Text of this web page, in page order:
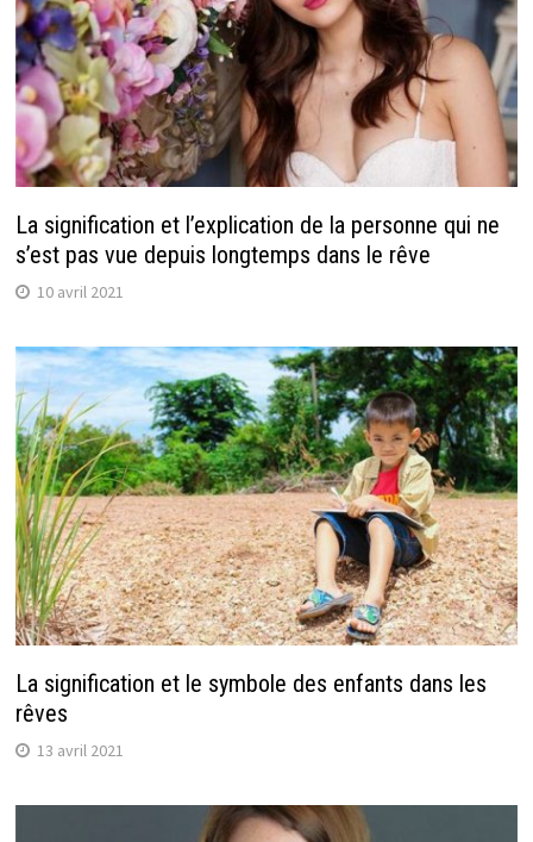
La signification et l’explication de la personne qui ne
s’est pas vue depuis longtemps dans le rêve
10 avril 2021
La signification et le symbole des enfants dans les
rêves
13 avril 2021